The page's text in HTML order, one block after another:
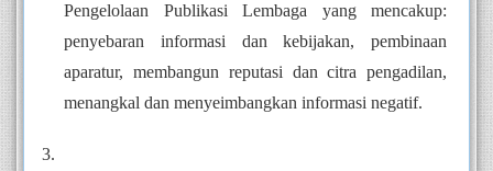
Pengelolaan Publikasi Lembaga yang mencakup:
penyebaran informasi dan kebijakan, pembinaan
aparatur, membangun reputasi dan citra pengadilan,
menangkal dan menyeimbangkan informasi negatif.